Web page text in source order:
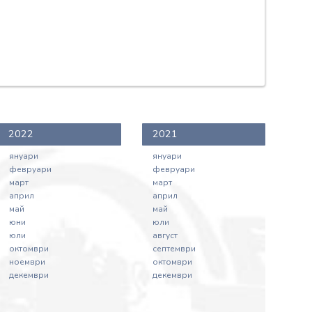
2022
януари
февруари
март
април
май
юни
юли
октомври
ноември
декември
2021
януари
февруари
март
април
май
юли
август
септември
октомври
декември